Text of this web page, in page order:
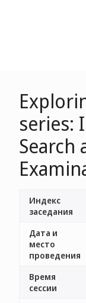
series:
Search
Индекс
заседания
Дата и
место
проведения
Время
сессии